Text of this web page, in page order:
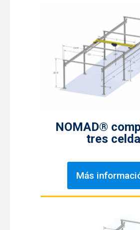
NOMAD®
tres
Más